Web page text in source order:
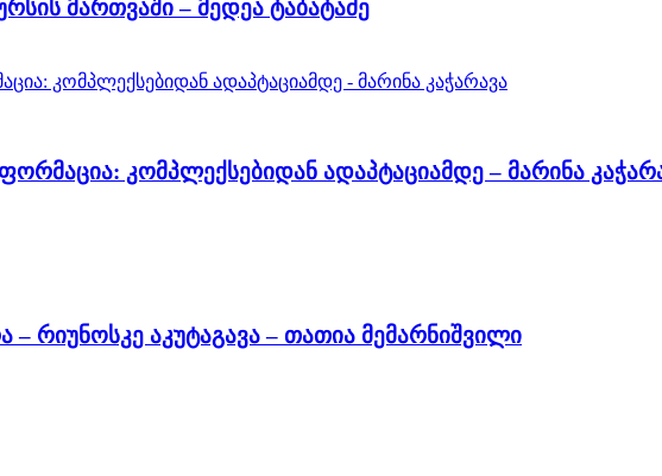
მართვაში – მედეა ტაბატაძე
კომპლექსებიდან ადაპტაციამდე – მარინა
რიუნოსკე აკუტაგავა – თათია მემარნიშვილი